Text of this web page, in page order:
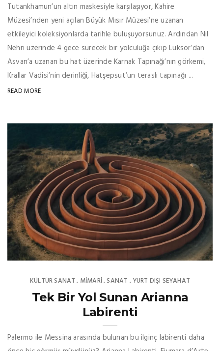
Tutankhamun’un altın maskesiyle karşılaşıyor, Kahire
Müzesi’nden yeni açılan Büyük Mısır Müzesi’ne uzanan
etkileyici koleksiyonlarda tarihle buluşuyorsunuz. Ardından Nil
Nehri üzerinde 4 gece sürecek bir yolculuğa çıkıp Luksor’dan
Asvan’a uzanan bu hat üzerinde Karnak Tapınağı’nın görkemi,
Krallar Vadisi’nin derinliği, Hatşepsut’un teraslı tapınağı ...
READ MORE
KÜLTÜR SANAT , MIMARI,SANAT , YURT DIŞI SEYAHAT
Tek Bir Yol Sunan Arianna
Labirenti
Palermo ile Messina arasında bulunan bu ilginç labirenti daha